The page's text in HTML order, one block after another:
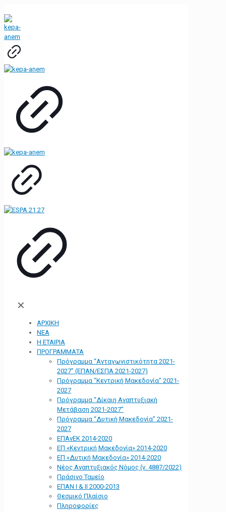
✕
ΑΡΧΙΚΗ
ΝΕΑ
Η ΕΤΑΙΡΙΑ
ΠΡΟΓΡΑΜΜΑΤΑ
Πρόγραμμα “Ανταγωνιστικότητα 2021-
2027” (ΕΠΑΝ/ΕΣΠΑ 2021-2027)
Πρόγραμμα “Κεντρική Μακεδονία” 2021-
2027
Πρόγραμμα “Δίκαιη Αναπτυξιακή
Μετάβαση 2021-2027”
Πρόγραμμα “Δυτική Μακεδονία” 2021-
2027
ΕΠΑνΕΚ 2014-2020
ΕΠ «Kεντρική Μακεδονία» 2014-2020
ΕΠ «Δυτική Μακεδονία» 2014-2020
Νέος Αναπτυξιακός Νόμος (ν. 4887/2022)
Πράσινο Ταμείο
ΕΠΑΝ Ι & ΙΙ 2000-2013
Θεσμικό Πλαίσιο
Πληροφορίες